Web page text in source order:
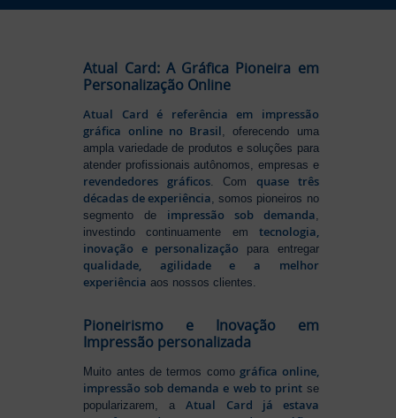
Atual Card: A Gráfica Pioneira em
Personalização Online
Atual Card é referência em impressão
gráfica online no Brasil, oferecendo uma
ampla variedade de produtos e soluções para
atender profissionais autônomos, empresas e
revendedores gráficos. Comquase três
décadas de experiência, somos pioneiros no
segmento de impressão sob demanda,
investindo continuamente em tecnologia,
inovação e personalização para entregar
qualidade, agilidade e a melhor
experiência aos nossos clientes.
Pioneirismo e Inovação em
Impressão personalizada
Muito antes de termos como gráfica online,
impressão sob demanda e web to printse
popularizarem, aAtual Card já estava